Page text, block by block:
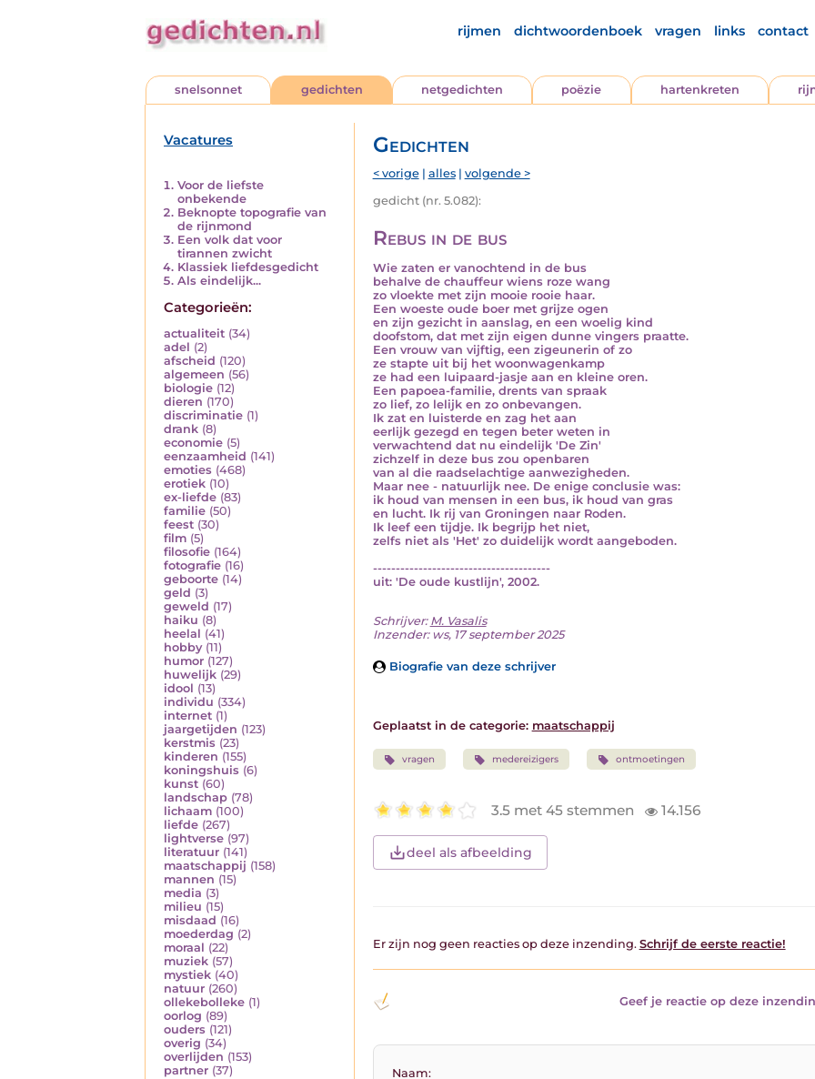
rijmen dichtwoordenboek vragen links contact
snelsonnet gedichten netgedichten poëzie hartenkreten
Vacatures
Voor de liefste
onbekende
Beknopte topografie van
de rijnmond
Een volk dat voor
tirannen zwicht
Klassiek liefdesgedicht
Als eindelijk...
Categorieën:
actualiteit (34)
adel (2)
afscheid (120)
algemeen (56)
biologie (12)
dieren (170)
discriminatie (1)
drank (8)
economie (5)
eenzaamheid (141)
emoties (468)
erotiek (10)
ex-liefde (83)
familie (50)
feest (30)
film (5)
filosofie (164)
fotografie (16)
geboorte (14)
geld (3)
geweld (17)
haiku (8)
heelal (41)
hobby (11)
humor (127)
huwelijk (29)
idool (13)
individu (334)
internet (1)
jaargetijden (123)
kerstmis (23)
kinderen (155)
koningshuis (6)
kunst (60)
landschap (78)
lichaam (100)
liefde (267)
lightverse (97)
literatuur (141)
maatschappij (158)
mannen (15)
media (3)
milieu (15)
misdaad (16)
moederdag (2)
moraal (22)
muziek (57)
mystiek (40)
natuur (260)
ollekebolleke (1)
oorlog (89)
ouders (121)
overig (34)
overlijden (153)
partner (37)
Gedichten
< vorige| alles| volgende >
gedicht (nr. 5.082):
Rebus in de bus
Wie zaten er vanochtend in de bus
behalve de chauffeur wiens roze wang
zo vloekte met zijn mooie rooie haar.
Een woeste oude boer met grijze ogen
en zijn gezicht in aanslag, en een woelig kind
doofstom, dat met zijn eigen dunne vingers praatte.
Een vrouw van vijftig, een zigeunerin of zo
ze stapte uit bij het woonwagenkamp
ze had een luipaard-jasje aan en kleine oren.
Een papoea-familie, drents van spraak
zo lief, zo lelijk en zo onbevangen.
Ik zat en luisterde en zag het aan
eerlijk gezegd en tegen beter weten in
verwachtend dat nu eindelijk 'De Zin'
zichzelf in deze bus zou openbaren
van al die raadselachtige aanwezigheden.
Maar nee - natuurlijk nee. De enige conclusie was:
ik houd van mensen in een bus, ik houd van gras
en lucht. Ik rij van Groningen naar Roden.
Ik leef een tijdje. Ik begrijp het niet,
zelfs niet als 'Het' zo duidelijk wordt aangeboden.
---------------------------------------
uit: 'De oude kustlijn', 2002.
Schrijver: M. Vasalis
Inzender: ws, 17 september 2025
Biografie van deze schrijver
Geplaatst in de categorie: maatschappij
vragen medereizigers ontmoetingen
3.5 met 45 stemmen 14.156
deel als afbeelding
Er zijn nog geen reacties op deze inzending. Schrijf de eerste reactie!
Geef je reactie op deze
Naam: